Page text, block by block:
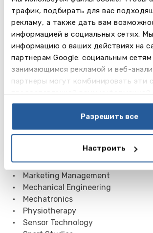
трафик, подбирать для вас
рекламу, а также дать вам
информацией в социальных сетях.
информацию о ваших действиях на
партнерам Google: социальным
занимающимся рекламой и веб-
партнеры могут комбинировать эти
данными, которые они получили при
Разрешить все
Настроить
Программы
Программы бакалавра на
• Classical Music
• Electronics
• Fine Art (Minerva Art Academy)
• International Business
• International Facility Management
• International Finance and Control
• Marketing Management
• Mechanical Engineering
• Mechatronics
• Physiotherapy
• Sensor Technology